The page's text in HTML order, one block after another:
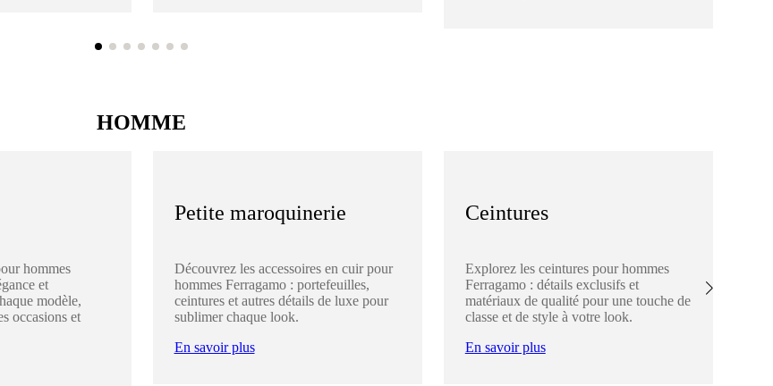
HOMME
hommes
et
modèle,
occasions et
Petite maroquinerie
Découvrez les accessoires en cuir pour
hommes Ferragamo : portefeuilles,
ceintures et autres détails de luxe pour
sublimer chaque look.
En savoir plus
Ceintures
Explorez les ceintures pour hommes
Ferragamo : détails exclusifs et
matériaux de qualité pour une touche de
classe et de style à votre look.
En savoir plus